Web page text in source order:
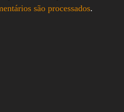
são processados.